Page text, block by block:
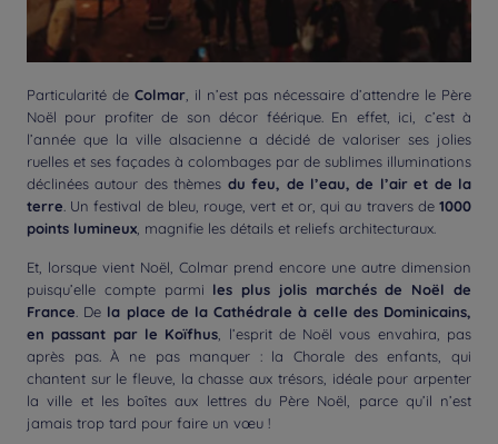
Particularité de Colmar , il n’est pas nécessaire d’attendre le Père
Noël pour profiter de son décor féérique. En effet, ici, c’est à
l’année que la ville alsacienne a décidé de valoriser ses jolies
ruelles et ses façades à colombages par de sublimes illuminations
déclinées autour des thèmes du feu, de l’eau, de l’air et de la
terre . Un festival de bleu, rouge, vert et or, qui au travers de 1000
points lumineux , magnifie les détails et reliefs architecturaux.
Et, lorsque vient Noël, Colmar prend encore une autre dimension
puisqu’elle compte parmi les plus jolis marchés de Noël de
France . De la place de la Cathédrale à celle des Dominicains,
en passant par le Koïfhus , l’esprit de Noël vous envahira, pas
après pas. À ne pas manquer : la Chorale des enfants, qui
chantent sur le fleuve, la chasse aux trésors, idéale pour arpenter
la ville et les boîtes aux lettres du Père Noël, parce qu’il n’est
jamais trop tard pour faire un vœu !